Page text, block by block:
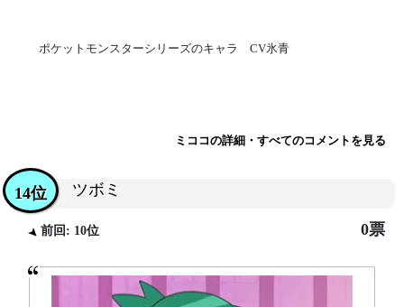
ポケットモンスターシリーズのキャラ CV氷青
ミココの詳細・すべてのコメントを見る
ツボミ
14位
前回: 10位 0票